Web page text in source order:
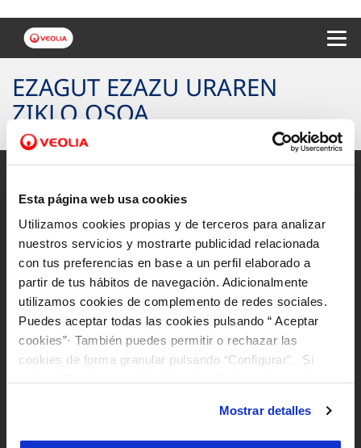
Esta página web usa cookies
Utilizamos cookies propias y de terceros para analizar
nuestros servicios y mostrarte publicidad relacionada
con tus preferencias en base a un perfil elaborado a
partir de tus hábitos de navegación. Adicionalmente
utilizamos cookies de complemento de redes sociales.
Puedes aceptar todas las cookies pulsando “ Aceptar
cookies”· También puedes permitir o rechazar las
cookies de forma granular pulsando “Configurar”. Si
son indispensables para que el sitio web funcione y que
por tanto no se pueden desactivar. Puedes consultar
Mostrar detalles
EZAGUT EZAZU URAREN
ZIKLO OSOA
Web Mapa
Lege oharra eta web-orriko pribatutasuna
Cookien inguruko politika
Irisgarritasuna
Jarrai gaitzazu: